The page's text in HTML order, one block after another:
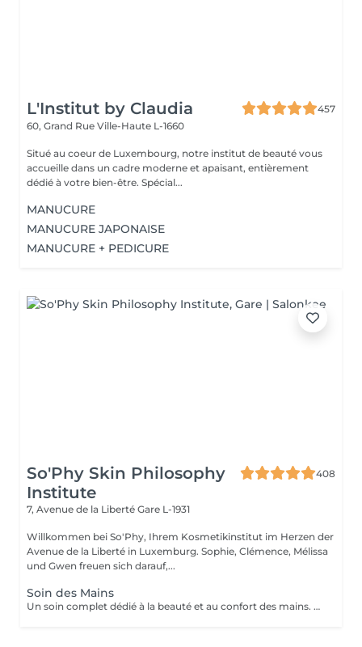
L'Institut by Claudia
457
60, Grand Rue Ville-Haute L-1660
Situé au coeur de Luxembourg, notre institut de beauté vous
accueille dans un cadre moderne et apaisant, entièrement
dédié à votre bien-être. Spécial...
MANUCURE
MANUCURE JAPONAISE
MANUCURE + PEDICURE
So'Phy Skin Philosophy
Institute
408
7, Avenue de la Liberté Gare L-1931
Willkommen bei So'Phy, Ihrem Kosmetikinstitut im Herzen der
Avenue de la Liberté in Luxemburg. Sophie, Clémence, Mélissa
und Gwen freuen sich darauf,...
Soin des Mains
Un soin complet dédié à la beauté et au confort des mains. Le soin débute par une exfoliation douce afin d'affiner le grain de peau et révéler son éclat naturel. Les mains sont ensuite enveloppées dans un masque hydratant et nourrissant pour une action en profondeur. Pendant ce temps, les ongles sont soigneusement travaillés afin de leur redonner une forme nette et harmonieuse. Le soin se termine par un massage relaxant des mains, procurant une sensation immédiate de confort et de détente. Les mains sont plus douces, la peau nourrie et les ongles parfaitement soignés. Le vernis classique n'est pas proposé à l'institut. Si vous le souhaitez, nous pouvons toutefois réaliser la pose avec votre propre vernis en sélectionnant l'option correspondante.